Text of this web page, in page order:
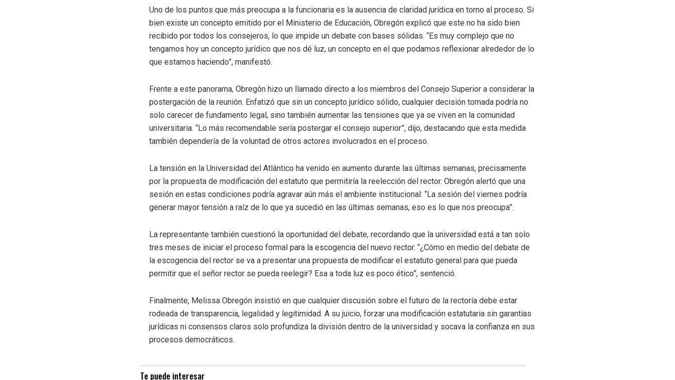
Uno de los puntos que más preocupa a la funcionaria es la ausencia de claridad jurídica en torno al proceso. Si
bien existe un concepto emitido por el Ministerio de Educación, Obregón explicó que este no ha sido bien
recibido por todos los consejeros, lo que impide un debate con bases sólidas. “Es muy complejo que no
tengamos hoy un concepto jurídico que nos dé luz, un concepto en el que podamos reflexionar alrededor de lo
que estamos haciendo”, manifestó.
Frente a este panorama, Obregón hizo un llamado directo a los miembros del Consejo Superior a considerar la
postergación de la reunión. Enfatizó que sin un concepto jurídico sólido, cualquier decisión tomada podría no
solo carecer de fundamento legal, sino también aumentar las tensiones que ya se viven en la comunidad
universitaria. “Lo más recomendable sería postergar el consejo superior”, dijo, destacando que esta medida
también dependería de la voluntad de otros actores involucrados en el proceso.
La tensión en la Universidad del Atlántico ha venido en aumento durante las últimas semanas, precisamente
por la propuesta de modificación del estatuto que permitiría la reelección del rector. Obregón alertó que una
sesión en estas condiciones podría agravar aún más el ambiente institucional: “La sesión del viernes podría
generar mayor tensión a raíz de lo que ya sucedió en las últimas semanas, eso es lo que nos preocupa”.
La representante también cuestionó la oportunidad del debate, recordando que la universidad está a tan solo
tres meses de iniciar el proceso formal para la escogencia del nuevo rector. “¿Cómo en medio del debate de
la escogencia del rector se va a presentar una propuesta de modificar el estatuto general para que pueda
permitir que el señor rector se pueda reelegir? Esa a toda luz es poco ético”, sentenció.
Finalmente, Melissa Obregón insistió en que cualquier discusión sobre el futuro de la rectoría debe estar
rodeada de transparencia, legalidad y legitimidad. A su juicio, forzar una modificación estatutaria sin garantías
jurídicas ni consensos claros solo profundiza la división dentro de la universidad y socava la confianza en sus
procesos democráticos.
Te puede interesar